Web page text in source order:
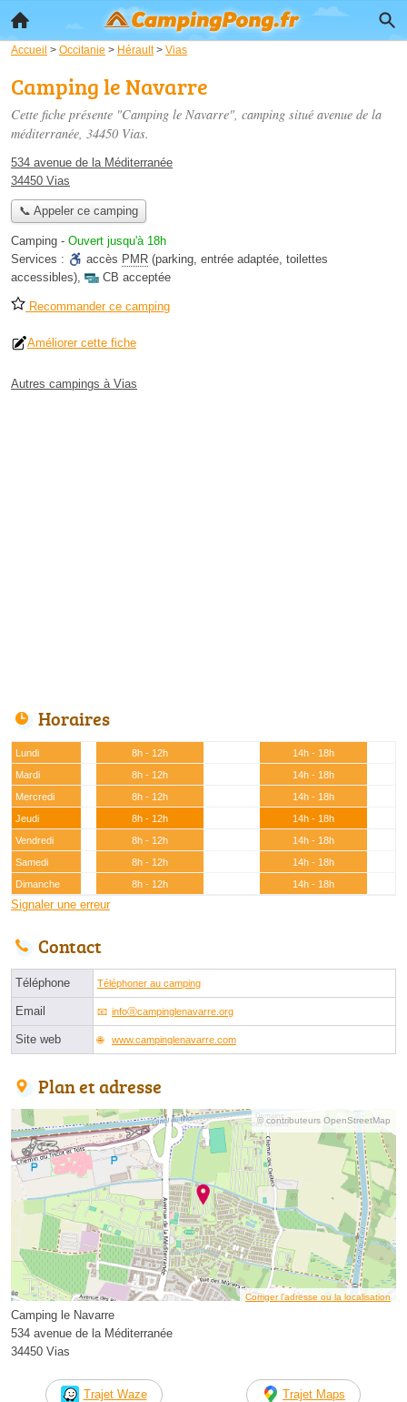
Accueil > Occitanie > Hérault> Vias
Camping le Navarre
Cette fiche présente "Camping le Navarre", camping situé avenue de la
méditerranée, 34450 Vias.
534 avenue de la Méditerranée
34450 Vias
📞 Appeler ce camping
Camping - Ouvert jusqu'à 18h
Services :
accès PMR (parking, entrée adaptée, toilettes
accessibles), CB acceptée
Recommander ce camping
Améliorer cette fiche
Autres campings à Vias
Horaires
Lundi 8h - 12h
14h - 18h
Mardi
8h - 12h
14h - 18h
Mercredi
8h - 12h
14h - 18h
Jeudi
8h - 12h
14h - 18h
Vendredi
8h - 12h
14h - 18h
Samedi
8h - 12h
14h - 18h
Dimanche
8h - 12h 14h - 18h
Signaler une erreur
Contact
Téléphone Téléphoner au camping
Email infoⓐcampinglenavarre.org
Site web www.campinglenavarre.com
Plan et adresse
© contributeurs OpenStreetMap
Corriger l’adresse ou la localisation
Camping le Navarre
534 avenue de la Méditerranée
34450 Vias
Trajet Waze Trajet Maps